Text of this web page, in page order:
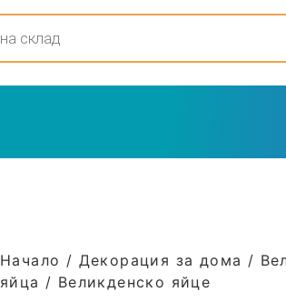
Начало / Декорация за дома /
яйца / Великденско яйце